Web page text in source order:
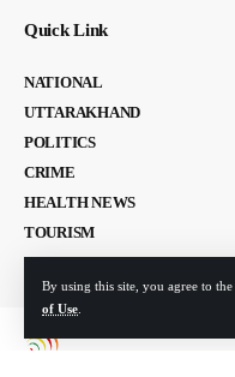
By using this site, you agree to the
of Use
Quick Link
NATIONAL
UTTARAKHAND
POLITICS
CRIME
HEALTH NEWS
TOURISM